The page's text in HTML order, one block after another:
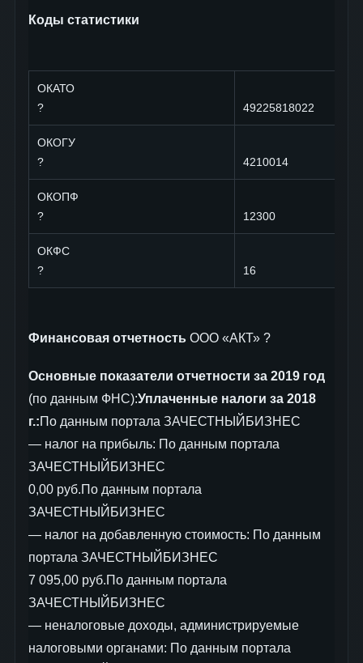
Коды статистики
ОКАТО
?
49225818022
ОКОГУ
?
4210014
ОКОПФ
?
12300
ОКФС
?
16
Финансовая отчетность ООО «АКТ» ?
Основные показатели отчетности за 2019 год
(по данным ФНС):Уплаченные налоги за 2018
г.:По данным портала ЗАЧЕСТНЫЙБИЗНЕС
— налог на прибыль: По данным портала
ЗАЧЕСТНЫЙБИЗНЕС
0,00 руб.По данным портала
ЗАЧЕСТНЫЙБИЗНЕС
— налог на добавленную стоимость: По данным
портала ЗАЧЕСТНЫЙБИЗНЕС
7 095,00 руб.По данным портала
ЗАЧЕСТНЫЙБИЗНЕС
— неналоговые доходы, администрируемые
налоговыми органами: По данным портала